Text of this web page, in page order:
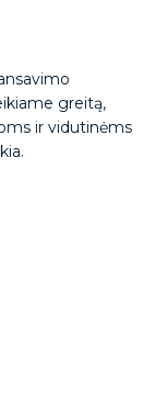
greitą,
ir vidutinėms